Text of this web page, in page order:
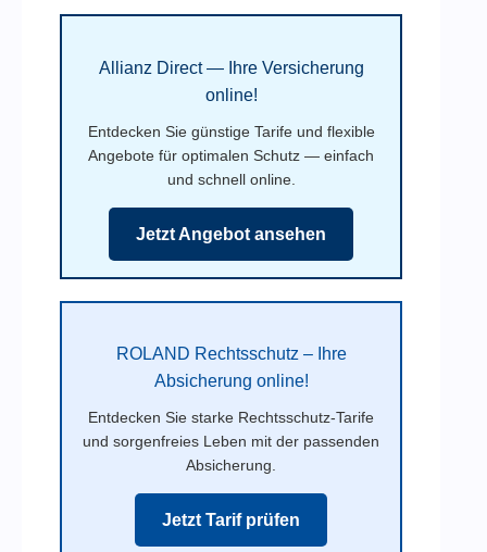
Allianz Direct — Ihre Versicherung
online!
Entdecken Sie günstige Tarife und flexible
Angebote für optimalen Schutz — einfach
und schnell online.
Jetzt Angebot ansehen
ROLAND Rechtsschutz – Ihre
Absicherung online!
Entdecken Sie starke Rechtsschutz-Tarife
und sorgenfreies Leben mit der passenden
Absicherung.
Jetzt Tarif prüfen